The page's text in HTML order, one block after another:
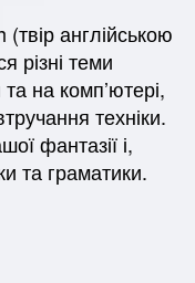
англійською
різні теми
на комп’ютері,
техніки.
фантазії і,
та граматики.